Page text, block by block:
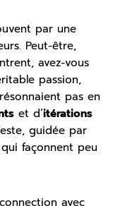
par une
Peut-être,
avez-vous
passion,
pas en
et d’itérations
guidée par
façonnent peu
avec